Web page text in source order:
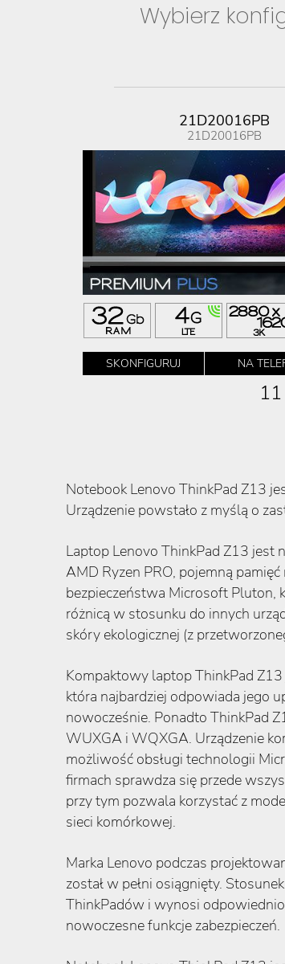
Wybierz
21D20016PB
21D20016PB
SKONFIGURUJ NA
Notebook Lenovo ThinkPad Z13
Urządzenie powstało z myślą o
Laptop Lenovo ThinkPad Z13 jest
AMD Ryzen PRO, pojemną
bezpieczeństwa Microsoft Pluton,
różnicą w stosunku do innych
skóry ekologicznej (z
Kompaktowy laptop ThinkPad
która najbardziej odpowiada jego
nowocześnie. Ponadto ThinkPad
WUXGA i WQXGA. Urządzenie
możliwość obsługi technologii
firmach sprawdza się przede
przy tym pozwala korzystać z
sieci komórkowej.
Marka Lenovo podczas
został w pełni osiągnięty.
ThinkPadów i wynosi odpowiednio
nowoczesne funkcje zabezpieczeń.